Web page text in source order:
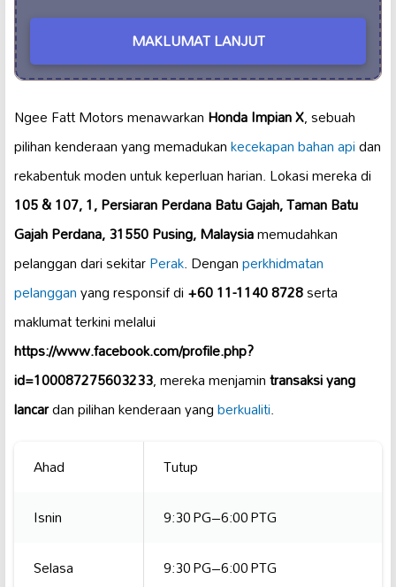
MAKLUMAT LANJUT
Ngee Fatt Motors menawarkanHonda Impian X, sebuah
pilihan kenderaan yang memadukankecekapan bahan apidan
rekabentuk moden untuk keperluan harian. Lokasi mereka di
105 & 107, 1, Persiaran Perdana Batu Gajah, Taman Batu
Gajah Perdana, 31550 Pusing, Malaysiamemudahkan
pelanggan dari sekitarPerak. Denganperkhidmatan
pelangganyang responsif di+60 11-1140 8728serta
maklumat terkini melalui
https://www.facebook.com/profile.php?
id=100087275603233, mereka menjamintransaksi yang
lancardan pilihan kenderaan yangberkualiti.
Ahad
Tutup
Isnin
9:30 PG–6:00 PTG
Selasa
9:30 PG–6:00 PTG